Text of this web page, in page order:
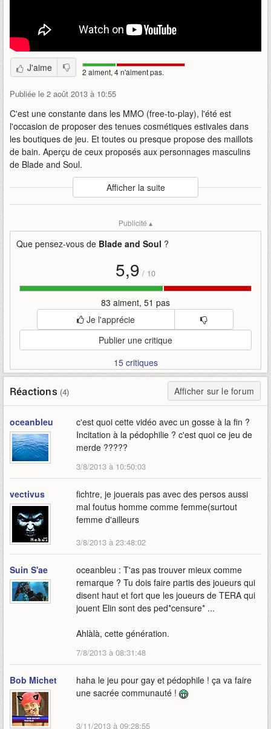
J'aime 2 aiment, 4 n'aiment pas.
Publiée le 2 août 2013 à 10:55
C'est une constante dans les MMO (free-to-play), l'été est
l'occasion de proposer des tenues cosmétiques estivales dans
les boutiques de jeu. Et toutes ou presque propose des maillots
de bain. Aperçu de ceux proposés aux personnages masculins
de Blade and Soul.
Auteur
NCsoft Korea
: Uther
animation-estivale masculin
Afficher la suite
Publicité ▴
Que pensez-vous de Blade and Soul ?
5,9 / 10
83 aiment, 51 pas
Je l'apprécie
Publier une critique
15 critiques
Réactions (4) Afficher sur le forum
oceanbleu
c'est quoi cette vidéo avec un gosse à la fin ?
Incitation à la pédophilie ? c'est quoi ce jeu de
merde ?????
3/8/2013 à 10:50:03
vectivus
fichtre, je jouerais pas avec des persos aussi
mal foutus homme comme femme(surtout
femme d'ailleurs
3/8/2013 à 23:48:02
Suin S'ae
oceanbleu : T'as pas trouver mieux comme
remarque ? Tu dois faire partis des joueurs qui
disent haut et fort que les joueurs de TERA qui
jouent Elin sont des ped*censure* ...
Ahlàlà, cette génération.
7/8/2013 à 08:31:48
Bob Michet
haha le jeu pour gay et pédophile ! ça va faire
une sacrée communauté !
3/11/2013 à 09:28:55